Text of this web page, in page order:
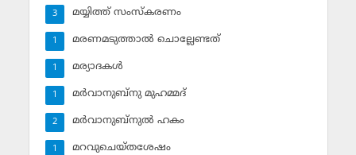
മയ്യിത്ത് സംസ്‌കരണം
3
മരണമടുത്താല്‍ ചൊല്ലേണ്ടത്
1
മര്യാദകള്‍
1
മര്‍വാനുബ്‌നു മുഹമ്മദ്
1
മര്‍വാനുബ്‌നുല്‍ ഹകം
2
മറവുചെയ്തശേഷം
1